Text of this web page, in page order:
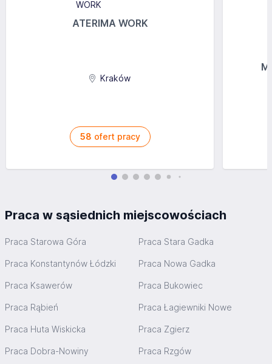
ATERIMA WORK
Kraków
58 ofert pracy
Praca w sąsiednich miejscowościach
Praca Starowa Góra Praca Stara Gadka
Praca Konstantynów Łódzki Praca Nowa Gadka
Praca Ksawerów Praca Bukowiec
Praca Rąbień Praca Łagiewniki Nowe
Praca Huta Wiskicka Praca Zgierz
Praca Dobra-Nowiny Praca Rzgów